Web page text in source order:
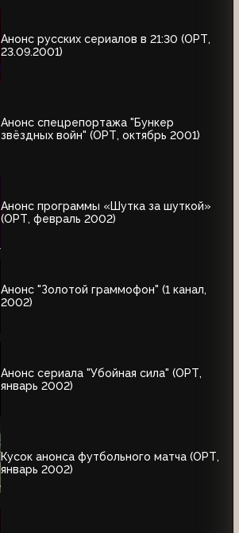
Анонс русских сериалов в 21:30 (ОРТ,
23.09.2001)
Анонс спецрепортажа "Бункер
звёздных войн" (ОРТ, октябрь 2001)
Анонс программы «Шутка за шуткой»
(ОРТ, февраль 2002)
Анонс "Золотой граммофон" (1 канал,
2002)
Анонс сериала "Убойная сила" (ОРТ,
январь 2002)
Кусок анонса футбольного матча (ОРТ,
январь 2002)